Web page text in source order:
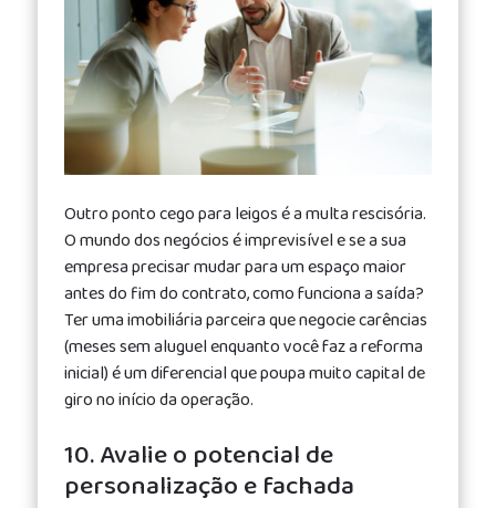
Outro ponto cego para leigos é a multa rescisória.
O mundo dos negócios é imprevisível e se a sua
empresa precisar mudar para um espaço maior
antes do fim do contrato, como funciona a saída?
Ter uma imobiliária parceira que negocie carências
(meses sem aluguel enquanto você faz a reforma
inicial) é um diferencial que poupa muito capital de
giro no início da operação.
10. Avalie o potencial de
personalização e fachada